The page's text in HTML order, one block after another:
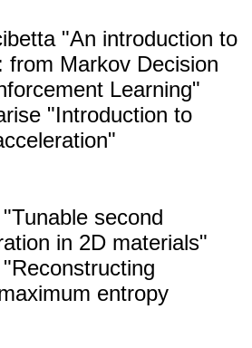
"An introduction to
from Markov Decision
Learning"
"Introduction to
second
in 2D materials"
entropy